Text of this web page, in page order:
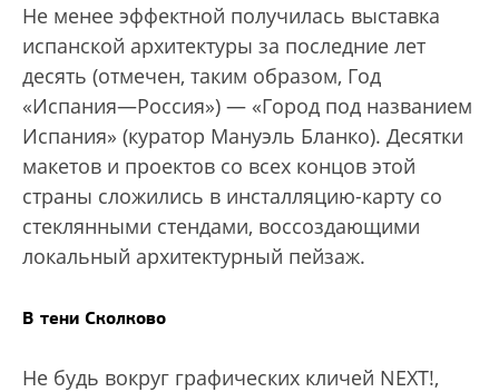
Не менее эффектной получилась выставка
испанской архитектуры за последние лет
десять (отмечен, таким образом, Год
«Испания—Россия») — «Город под названием
Испания» (куратор Мануэль Бланко). Десятки
макетов и проектов со всех концов этой
страны сложились в инсталляцию-карту со
стеклянными стендами, воссоздающими
локальный архитектурный пейзаж.
В тени Сколково
Не будь вокруг графических кличей NEXT!,